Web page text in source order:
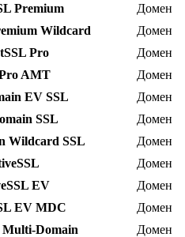
Premium
Домен
Wildcard
Домен
Pro
Домен
AMT
Домен
EV SSL
Домен
SSL
Домен
Wildcard SSL
Домен
Домен
EV
Домен
EV MDC
Домен
Multi-Domain
Домен